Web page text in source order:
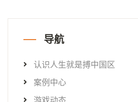
导航
认识人生就是搏中国区
案例中心